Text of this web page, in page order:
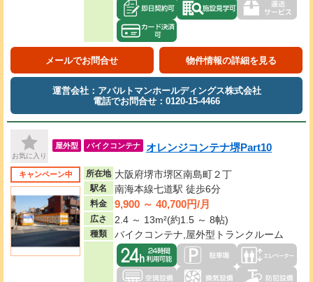
メールでお問合せ 物件情報の詳細を見る
運営会社：アパルトマンホールディングス株式会社
電話でお問合せ：0120-15-4466
お気に入り
屋外型 バイクコンテナ オレンジコンテナ堺Part10
キャンペーン中 所在地 大阪府堺市堺区南島町２丁
駅名 南海本線七道駅 徒歩6分
料金 9,900 ～ 40,700円/月
広さ 2.4 ～ 13m²(約1.5 ～ 8帖)
種類 バイクコンテナ,屋外型トランクルーム